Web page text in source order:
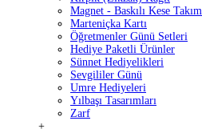
Magnet - Baskılı Kese
Marteniçka Kartı
Öğretmenler Günü Setleri
Hediye Paketli Ürünler
Sünnet Hediyelikleri
Sevgililer Günü
Umre Hediyeleri
Yılbaşı Tasarımları
Zarf
+